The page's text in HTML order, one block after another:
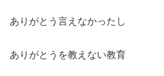
ありがとう言えなかったし
ありがとうを教えない教育